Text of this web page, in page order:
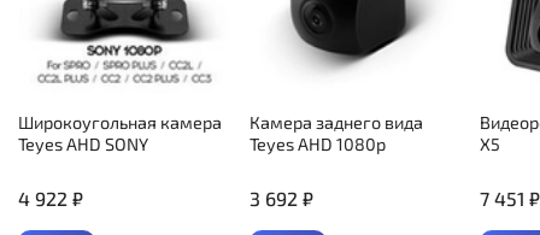
Широкоугольная камера
Teyes AHD SONY
4 922 ₽
Камера заднего вида
Teyes AHD 1080p
3 692 ₽
X5
7 451 ₽